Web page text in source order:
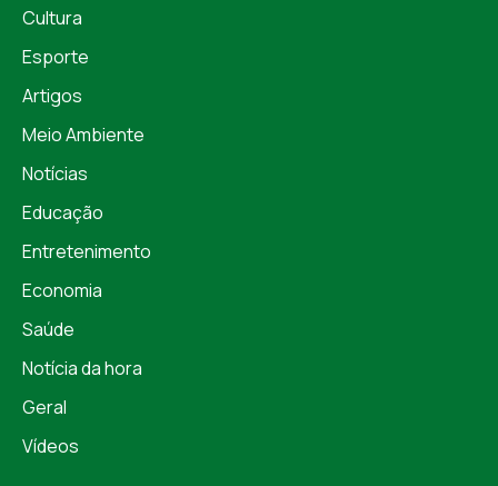
Cultura
Esporte
Artigos
Meio Ambiente
Notícias
Educação
Entretenimento
Economia
Saúde
Notícia da hora
Geral
Vídeos